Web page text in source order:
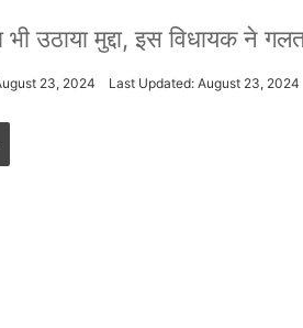
उठाया मुद्दा, इस विधायक ने
23, 2024 Last Updated: August 23, 2024